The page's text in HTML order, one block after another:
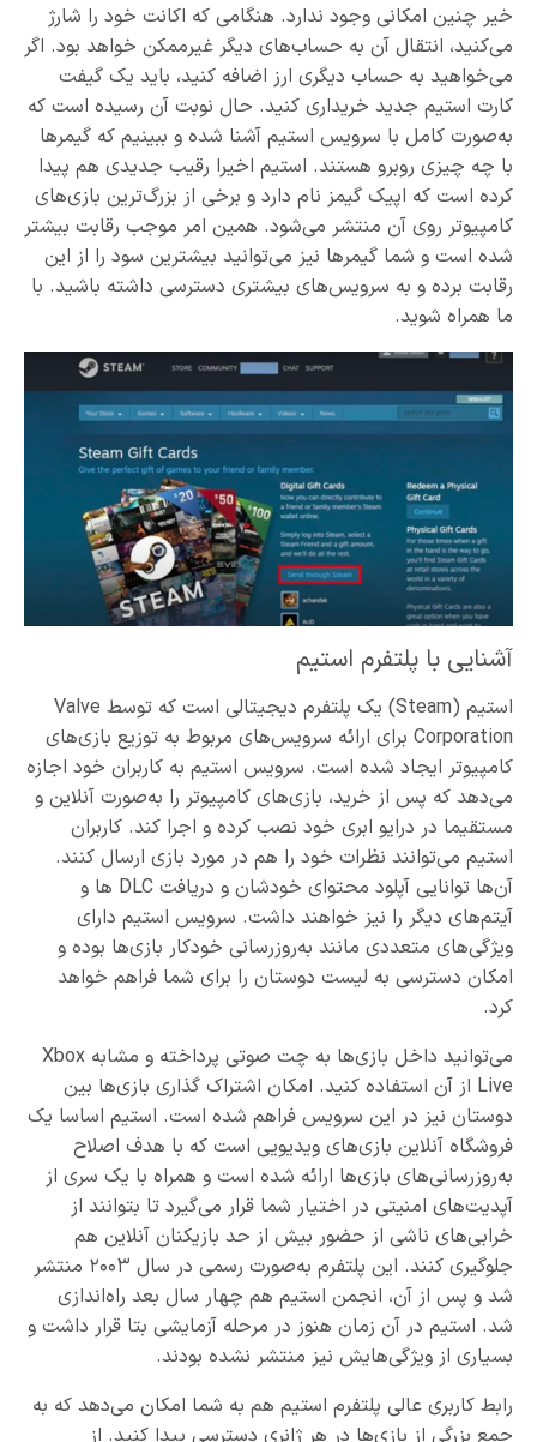
خیر چنین امکانی وجود ندارد. هنگامی که اکانت خود را شارژ
می‌کنید، انتقال آن به حساب‌های دیگر غیرممکن خواهد بود. اگر
می‌خواهید به حساب دیگری ارز اضافه کنید، باید یک گیفت
کارت استیم جدید خریداری کنید. حال نوبت آن رسیده است که
به‌صورت کامل با سرویس استیم آشنا شده و ببینیم که گیمرها
با چه چیزی روبرو هستند. استیم اخیرا رقیب جدیدی هم پیدا
کرده است که اپیک گیمز نام دارد و برخی از بزرگ‌ترین بازی‌های
کامپیوتر روی آن منتشر می‌شود. همین امر موجب رقابت بیشتر
شده است و شما گیمرها نیز می‌توانید بیشترین سود را از این
رقابت برده و به سرویس‌های بیشتری دسترسی داشته باشید. با
ما همراه شوید.
آشنایی با پلتفرم استیم
استیم (Steam) یک پلتفرم دیجیتالی است که توسط Valve
Corporation برای ارائه سرویس‌های مربوط به توزیع بازی‌های
کامپیوتر ایجاد شده است. سرویس استیم به کاربران خود اجازه
می‌دهد که پس از خرید، بازی‌های کامپیوتر را به‌صورت آنلاین و
مستقیما در درایو ابری خود نصب کرده و اجرا کند. کاربران
استیم می‌توانند نظرات خود را هم در مورد بازی ارسال کنند.
آن‌ها توانایی آپلود محتوای خودشان و دریافت DLC ها و
آیتم‌های دیگر را نیز خواهند داشت. سرویس استیم دارای
ویژگی‌های متعددی مانند به‌روزرسانی خودکار بازی‌ها بوده و
امکان دسترسی به لیست دوستان را برای شما فراهم خواهد
کرد.
می‌توانید داخل بازی‌ها به چت صوتی پرداخته و مشابه Xbox
Live از آن استفاده کنید. امکان اشتراک گذاری بازی‌ها بین
دوستان نیز در این سرویس فراهم شده است. استیم اساسا یک
فروشگاه آنلاین بازی‌های ویدیویی است که با هدف اصلاح
به‌روزرسانی‌های بازی‌ها ارائه شده است و همراه با یک سری از
آپدیت‌های امنیتی در اختیار شما قرار می‌گیرد تا بتوانند از
خرابی‌های ناشی‌ از حضور بیش از حد بازیکنان آنلاین هم
جلوگیری کنند. این پلتفرم به‌صورت رسمی در سال ۲۰۰۳ منتشر
شد و پس از آن، انجمن استیم هم چهار سال بعد راه‌اندازی
شد. استیم در آن زمان هنوز در مرحله آزمایشی بتا قرار داشت و
بسیاری از ویژگی‌هایش نیز منتشر نشده بودند.
رابط کاربری عالی پلتفرم استیم هم به شما امکان می‌دهد که به